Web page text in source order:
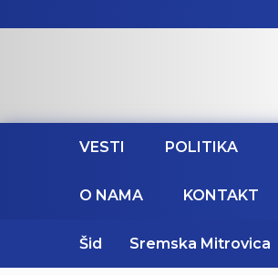
VESTI POLITIKA
O NAMA KONTAKT
Šid Sremska Mitrovica